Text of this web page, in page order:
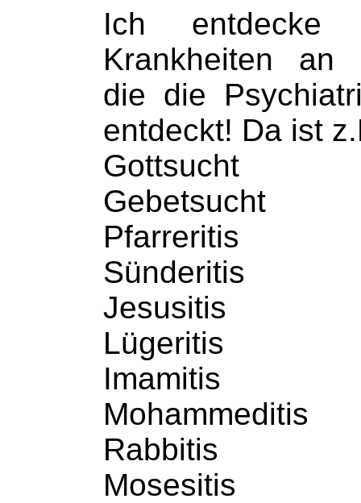
Ich entdecke
Krankheiten an
die die
entdeckt! Da ist
Gottsucht
Gebetsucht
Pfarreritis
Sünderitis
Jesusitis
Lügeritis
Imamitis
Mohammeditis
Rabbitis
Mosesitis